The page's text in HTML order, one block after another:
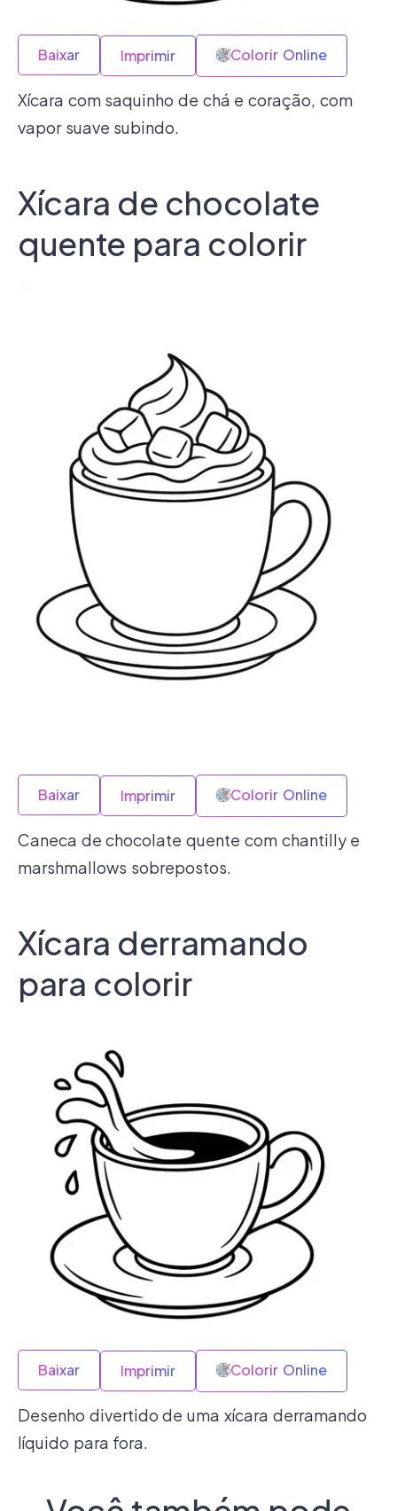
Baixar Imprimir Colorir Online
Xícara com saquinho de chá e coração, com
vapor suave subindo.
Xícara de chocolate
quente para colorir
Baixar Imprimir Colorir Online
Caneca de chocolate quente com chantilly e
marshmallows sobrepostos.
Xícara derramando
para colorir
Baixar Imprimir Colorir Online
Desenho divertido de uma xícara derramando
líquido para fora.